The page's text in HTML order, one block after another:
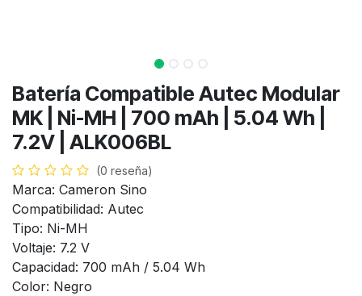
Batería Compatible Autec Modular
MK | Ni-MH | 700 mAh | 5.04 Wh |
7.2V | ALK006BL
(0 reseña)
Marca: Cameron Sino
Compatibilidad: Autec
Tipo: Ni-MH
Voltaje: 7.2 V
Capacidad: 700 mAh / 5.04 Wh
Color: Negro